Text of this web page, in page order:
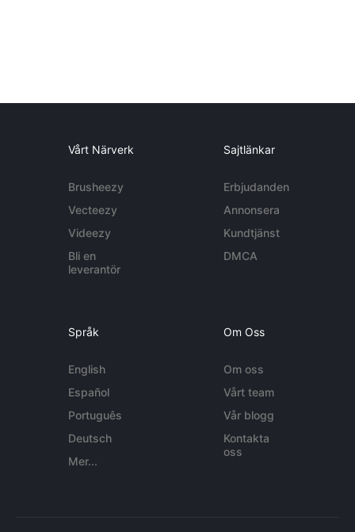
Vårt Närverk
Brusheezy
Vecteezy
Videezy
Bli en
leverantör
Sajtlänkar
Erbjudanden
Annonsera
Kundtjänst
DMCA
Språk
English
Español
Português
Deutsch
Mer...
Om Oss
Om oss
Vårt team
Vår blogg
Kontakta
oss